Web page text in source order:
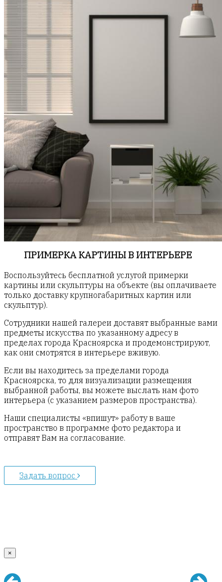
ПРИМЕРКА КАРТИНЫ В ИНТЕРЬЕРЕ
Воспользуйтесь бесплатной услугой примерки
картины или скульптуры на объекте (вы оплачиваете
только доставку крупногабаритных картин или
скульптур).
Сотрудники нашей галереи доставят выбранные вами
предметы искусства по указанному адресу в
пределах города Красноярска и продемонстрируют,
как они смотрятся в интерьере вживую.
Если вы находитесь за пределами города
Красноярска, то для визуализации размещения
выбранной работы, вы можете выслать нам фото
интерьера (с указанием размеров пространства).
Наши специалисты «впишут» работу в ваше
пространство в программе фото редактора и
отправят Вам на согласование.
Задать вопрос
×